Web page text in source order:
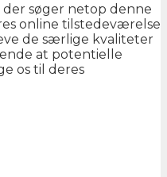
søger netop denne
online tilstedeværelse
de særlige kvaliteter
at potentielle
os til deres